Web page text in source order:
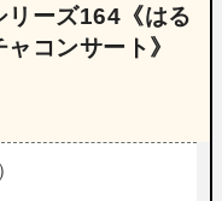
ーズ164《はる
コンサート》